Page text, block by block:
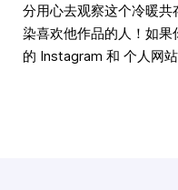
分用心去观察这个冷暖
染喜欢他作品的人！如
的 Instagram 和 个人网